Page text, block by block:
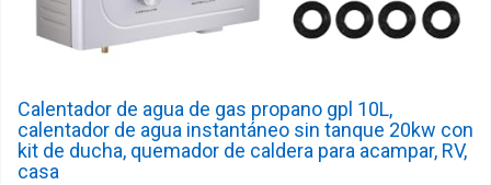
Calentador de agua de gas propano gpl 10L,
calentador de agua instantáneo sin tanque 20kw con
kit de ducha, quemador de caldera para acampar, RV,
casa